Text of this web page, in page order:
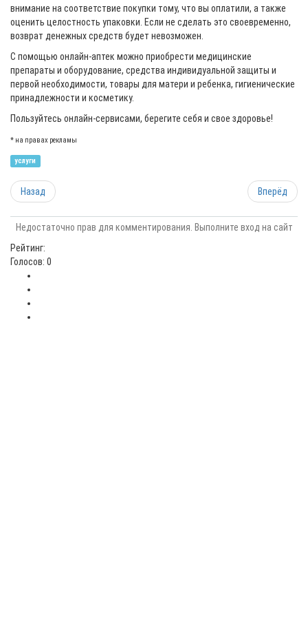
внимание на соответствие покупки тому, что вы оплатили, а также
оценить целостность упаковки. Если не сделать это своевременно,
возврат денежных средств будет невозможен.
С помощью онлайн-аптек можно приобрести медицинские
препараты и оборудование, средства индивидуальной защиты и
первой необходимости, товары для матери и ребенка, гигиенические
принадлежности и косметику.
Пользуйтесь онлайн-сервисами, берегите себя и свое здоровье!
* на правах рекламы
услуги
Назад Вперёд
Недостаточно прав для комментирования. Выполните вход на сайт
Рейтинг:
Голосов: 0